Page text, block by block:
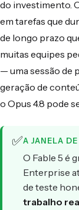
do investimento.
em tarefas que
de longo prazo
muitas equipes
— uma sessão de
geração de
o Opus 4.8 pode
✅A JANELA
O Fable 5 é
Enterprise
de teste
trabalho